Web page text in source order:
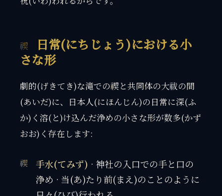
日常(にちじょう)における小
さな形
劇的(げきてき)な滝での禊と共同体の大祓の間
(あいだ)に、日本人(にほんじん)の日常に深(ふ
か)く溶(と)け込んだ浄めの小さな形が数多(かず
おお)く存在します:
手水(てみず) · 神社の入口での手と口の
浄め · 当(あ)たり前(まえ)のことのように